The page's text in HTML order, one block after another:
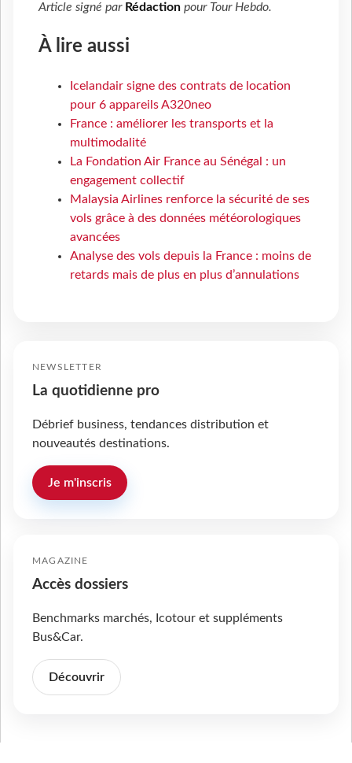
Article signé par Rédaction pour Tour Hebdo.
À lire aussi
Icelandair signe des contrats de location
pour 6 appareils A320neo
France : améliorer les transports et la
multimodalité
La Fondation Air France au Sénégal : un
engagement collectif
Malaysia Airlines renforce la sécurité de ses
vols grâce à des données météorologiques
avancées
Analyse des vols depuis la France : moins de
retards mais de plus en plus d’annulations
NEWSLETTER
La quotidienne pro
Débrief business, tendances distribution et
nouveautés destinations.
Je m'inscris
MAGAZINE
Accès dossiers
Benchmarks marchés, Icotour et suppléments
Bus&Car.
Découvrir